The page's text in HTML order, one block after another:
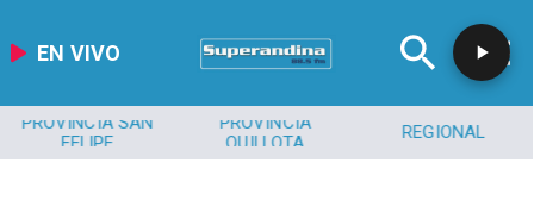
EN VIVO
PROVINCIA SAN
FELIPE
PROVINCIA
QUILLOTA
REGIONAL